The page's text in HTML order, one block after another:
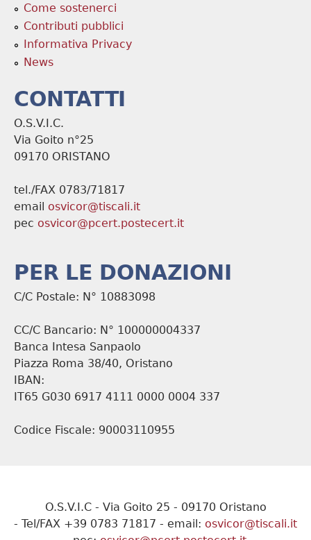
Come sostenerci
Contributi pubblici
Informativa Privacy
News
CONTATTI
O.S.V.I.C.
Via Goito n°25
09170 ORISTANO
tel./FAX 0783/71817
email osvicor@tiscali.it
pec osvicor@pcert.postecert.it
PER LE DONAZIONI
C/C Postale: N° 10883098
CC/C Bancario: N° 100000004337
Banca Intesa Sanpaolo
Piazza Roma 38/40, Oristano
IBAN:
IT65 G030 6917 4111 0000 0004 337
Codice Fiscale: 90003110955
O.S.V.I.C - Via Goito 25 - 09170 Oristano
- Tel/FAX +39 0783 71817 - email: osvicor@tiscali.it